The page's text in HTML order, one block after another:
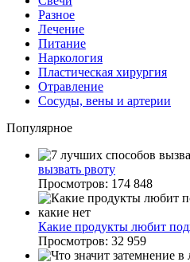
Разное
Лечение
Питание
Наркология
Пластическая хирургия
Отравление
Сосуды, вены и артерии
Популярное
вызвать рвоту
Просмотров: 174 848
Какие продукты любит
Просмотров: 32 959